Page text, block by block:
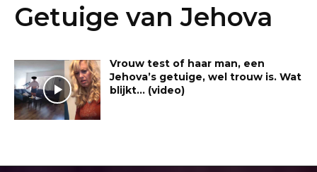
Getuige van Jehova
Vrouw test of haar man, een
Jehova’s getuige, wel trouw is. Wat
blijkt… (video)